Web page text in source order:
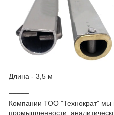
Длина - 3,5 м
Компании ТОО "Технократ" мы
промышленности,